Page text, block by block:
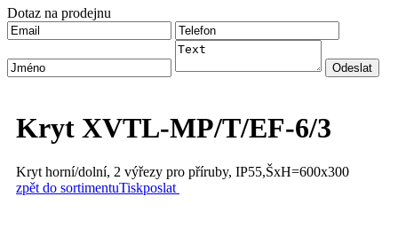
Dotaz na prodejnu
Kryt XVTL-MP/T/EF-6/3
Kryt horní/dolní, 2 výřezy pro příruby, IP55,ŠxH=600x300
zpět do sortimentuTiskposlat